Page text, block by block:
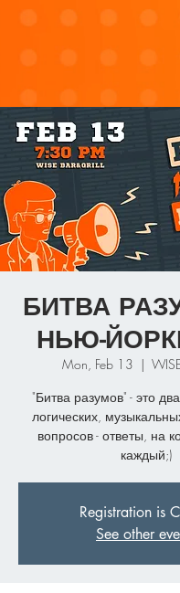
БИТВА
НЬЮ-
Mon, Feb 13
  |
"Битва разумов" - это
логических,
вопросов - ответы, на
каждый;)
Registration is
See other